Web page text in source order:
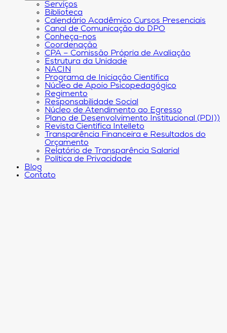
Serviços
Biblioteca
Calendário Acadêmico Cursos Presenciais
Canal de Comunicação do DPO
Conheça-nos
Coordenação
CPA – Comissão Própria de Avaliação
Estrutura da Unidade
NACIN
Programa de Iniciação Científica
Núcleo de Apoio Psicopedagógico
Regimento
Responsabilidade Social
Núcleo de Atendimento ao Egresso
Plano de Desenvolvimento Institucional (PDI))
Revista Científica Intelleto
Transparência Financeira e Resultados do
Orçamento
Relatório de Transparência Salarial
Política de Privacidade
Blog
Contato